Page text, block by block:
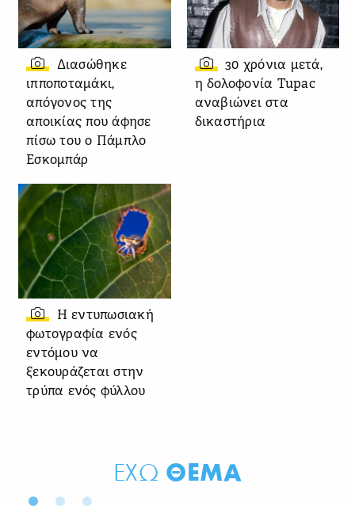
Διασώθηκε
ιπποποταμάκι,
απόγονος της
αποικίας που άφησε
πίσω του ο Πάμπλο
Εσκομπάρ
30 χρόνια μετά,
η δολοφονία Tupac
αναβιώνει στα
δικαστήρια
Η εντυπωσιακή
φωτογραφία ενός
εντόμου να
ξεκουράζεται στην
τρύπα ενός φύλλου
ΕΧΩ ΘΕΜΑ